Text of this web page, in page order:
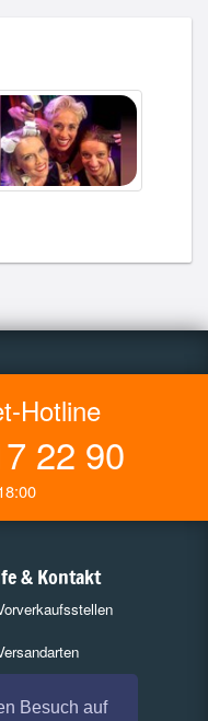
Besuch auf
Hotline
22 90
& Kontakt